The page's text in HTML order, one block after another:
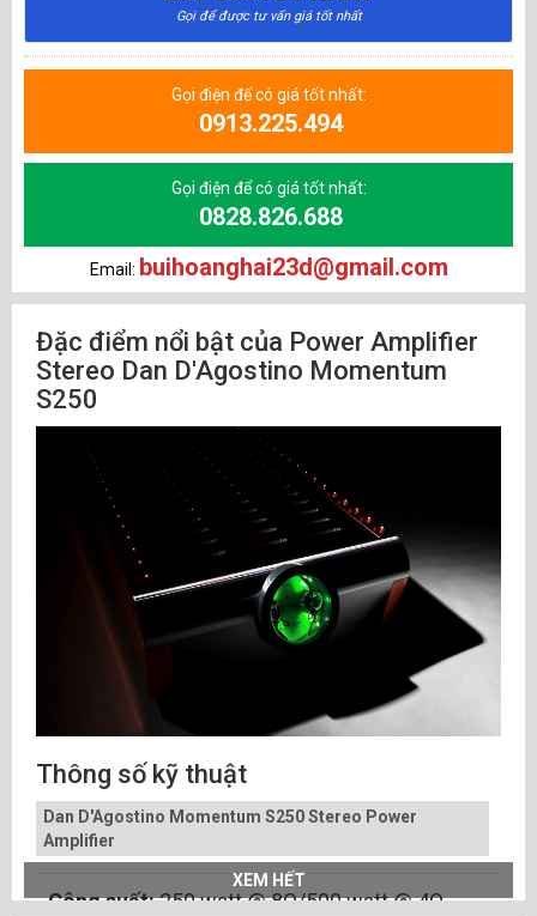
Gọi để được tư vấn giá tốt nhất
Gọi điện để có giá tốt nhất:
0913.225.494
Gọi điện để có giá tốt nhất:
0828.826.688
Email: buihoanghai23d@gmail.com
Đặc điểm nổi bật của Power Amplifier
Stereo Dan D'Agostino Momentum
S250
Thông số kỹ thuật
Dan D'Agostino Momentum S250 Stereo Power
Amplifier
Công suất:250 watt @ 8Ω/500 watt @ 4Ω
XEM HẾT